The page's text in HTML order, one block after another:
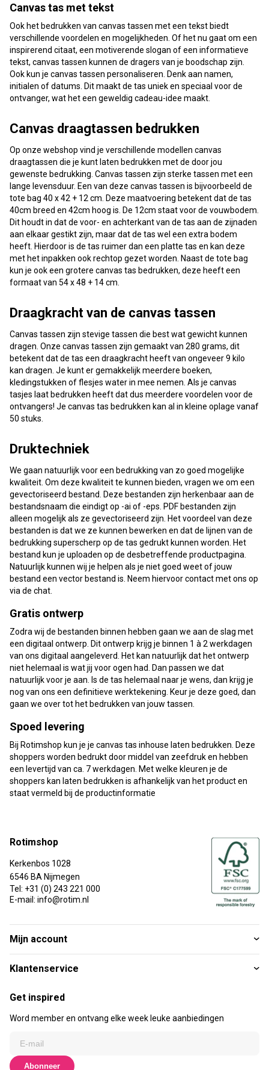
Canvas tas met tekst
Ook het bedrukken van canvas tassen met een tekst biedt
verschillende voordelen en mogelijkheden. Of het nu gaat om een
inspirerend citaat, een motiverende slogan of een informatieve
tekst, canvas tassen kunnen de dragers van je boodschap zijn.
Ook kun je canvas tassen personaliseren. Denk aan namen,
initialen of datums. Dit maakt de tas uniek en speciaal voor de
ontvanger, wat het een geweldig cadeau-idee maakt.
Canvas draagtassen bedrukken
Op onze webshop vind je verschillende modellen canvas
draagtassen die je kunt laten bedrukken met de door jou
gewenste bedrukking. Canvas tassen zijn sterke tassen met een
lange levensduur. Een van deze canvas tassen is bijvoorbeeld de
tote bag 40 x 42 + 12 cm. Deze maatvoering betekent dat de tas
40cm breed en 42cm hoog is. De 12cm staat voor de vouwbodem.
Dit houdt in dat de voor- en achterkant van de tas aan de zijnaden
aan elkaar gestikt zijn, maar dat de tas wel een extra bodem
heeft. Hierdoor is de tas ruimer dan een platte tas en kan deze
met het inpakken ook rechtop gezet worden. Naast de tote bag
kun je ook een grotere canvas tas bedrukken, deze heeft een
formaat van 54 x 48 + 14 cm.
Draagkracht van de canvas tassen
Canvas tassen zijn stevige tassen die best wat gewicht kunnen
dragen. Onze canvas tassen zijn gemaakt van 280 grams, dit
betekent dat de tas een draagkracht heeft van ongeveer 9 kilo
kan dragen. Je kunt er gemakkelijk meerdere boeken,
kledingstukken of flesjes water in mee nemen. Als je canvas
tasjes laat bedrukken heeft dat dus meerdere voordelen voor de
ontvangers! Je canvas tas bedrukken kan al in kleine oplage vanaf
50 stuks.
Druktechniek
We gaan natuurlijk voor een bedrukking van zo goed mogelijke
kwaliteit. Om deze kwaliteit te kunnen bieden, vragen we om een
gevectoriseerd bestand. Deze bestanden zijn herkenbaar aan de
bestandsnaam die eindigt op -ai of -eps. PDF bestanden zijn
alleen mogelijk als ze gevectoriseerd zijn. Het voordeel van deze
bestanden is dat we ze kunnen bewerken en dat de lijnen van de
bedrukking superscherp op de tas gedrukt kunnen worden. Het
bestand kun je uploaden op de desbetreffende productpagina.
Natuurlijk kunnen wij je helpen als je niet goed weet of jouw
bestand een vector bestand is. Neem hiervoor contact met ons op
via de chat.
Gratis ontwerp
Zodra wij de bestanden binnen hebben gaan we aan de slag met
een digitaal ontwerp. Dit ontwerp krijg je binnen 1 à 2 werkdagen
van ons digitaal aangeleverd. Het kan natuurlijk dat het ontwerp
niet helemaal is wat jij voor ogen had. Dan passen we dat
natuurlijk voor je aan. Is de tas helemaal naar je wens, dan krijg je
nog van ons een definitieve werktekening. Keur je deze goed, dan
gaan we over tot het bedrukken van jouw tassen.
Spoed levering
Bij Rotimshop kun je je canvas tas inhouse laten bedrukken. Deze
shoppers worden bedrukt door middel van zeefdruk en hebben
een levertijd van ca. 7 werkdagen. Met welke kleuren je de
shoppers kan laten bedrukken is afhankelijk van het product en
staat vermeld bij de productinformatie
Rotimshop
Kerkenbos 1028
6546 BA Nijmegen
Tel: +31 (0) 243 221 000
E-mail: info@rotim.nl
Mijn account
Klantenservice
Get inspired
Word member en ontvang elke week leuke aanbiedingen
Abonneer